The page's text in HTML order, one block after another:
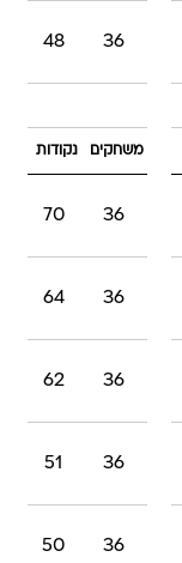
36
48
משחקים נקודות
36
70
36
64
36
62
36
51
36
50